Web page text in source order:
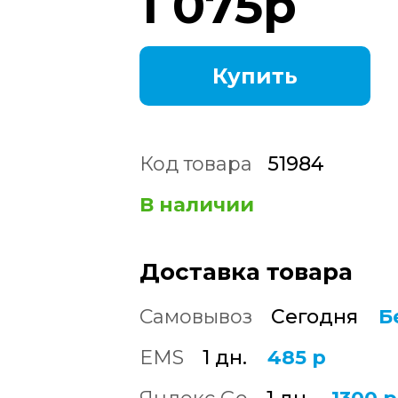
Купить
Код товара
51984
В наличии
Доставка товара
Самовывоз Сегодня
EMS
1 дн.
485 р